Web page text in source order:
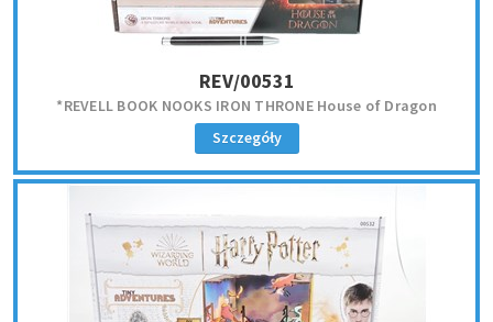
REV/00531
*REVELL BOOK NOOKS IRON THRONE House of Dragon
Szczegóły